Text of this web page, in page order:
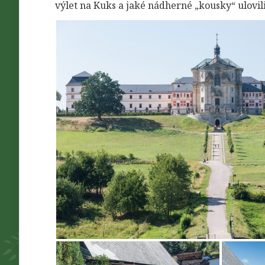
výlet na Kuks a jaké nádherné „kousky“